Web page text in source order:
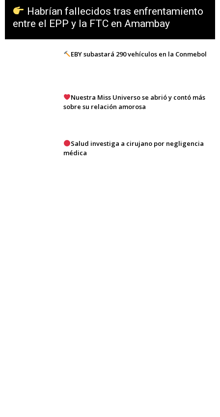
Habrían fallecidos tras enfrentamiento
entre el EPP y la FTC en Amambay
EBY subastará 290 vehículos en la Conmebol
Nuestra Miss Universo se abrió y contó más
sobre su relación amorosa
Salud investiga a cirujano por negligencia
médica